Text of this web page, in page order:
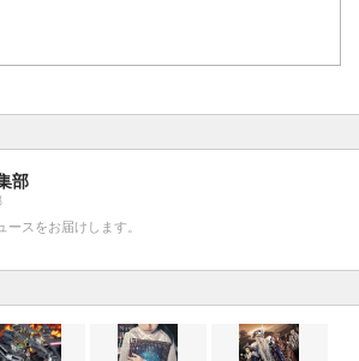
部
ースをお届けします。